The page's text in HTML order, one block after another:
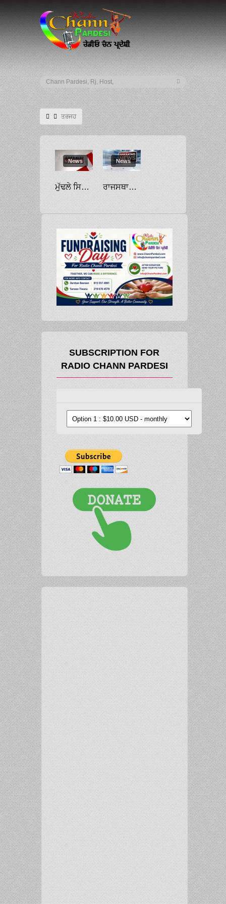
ਤਰਜਹ
News
ਮੁੱਢਲੇ ਸਿਹਤ ਢਾਂਚੇ ’ਚ ਨਿਵੇਸ਼ ਨੂੰ ਤਰਜੀਹ ਦਿੱਤੀ ਜਾਵੇ: ਡਬਲਿਊਐਚਓ
News
ਰਾਜਸਥਾਨ ਸਰਕਾਰ ਨੇ ਅਡਾਨੀ ਨੂੰ ਕੋਈ ਤਰਜੀਹ ਨਹੀਂ ਦਿੱਤੀ: ਰਾਹੁਲ ਗਾਂਧੀ
SUBSCRIPTION FOR
RADIO CHANN PARDESI